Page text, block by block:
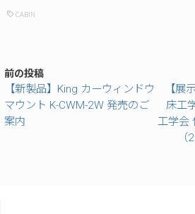
CABIN
前の投稿
【新製品】King カーウィンドウ
マウント K-CWM-2W 発売のご
案内
【展
床工
工学会